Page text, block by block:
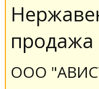
продажа
ООО